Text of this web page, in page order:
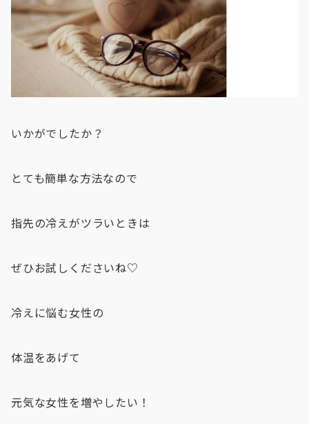
いかがでしたか？
とても簡単な方法なので
指先の冷えがツラいときは
ぜひお試しくださいね♡
冷えに悩む女性の
体温をあげて
元気な女性を増やしたい！